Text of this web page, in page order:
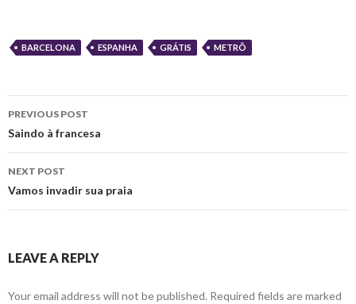
BARCELONA ESPANHA GRÁTIS METRÔ
Post
navigation
PREVIOUS POST
Saindo à francesa
NEXT POST
Vamos invadir sua praia
LEAVE A REPLY
Your email address will not be published. Required fields are marked